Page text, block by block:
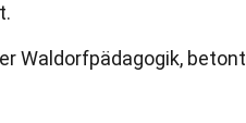
Waldorfpädagogik,